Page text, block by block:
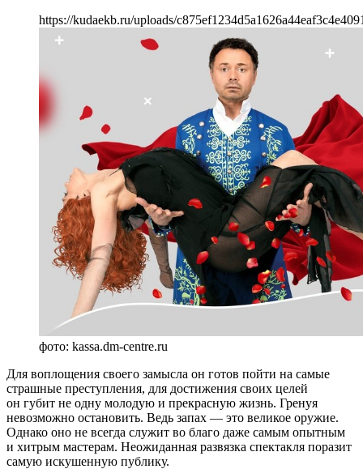
https://kudaekb.ru/uploads/
фото: kassa.dm-centre.ru
Для воплощения своего замысла он готов пойти на самые
страшные преступления, для достижения своих целей
он губит не одну молодую и прекрасную жизнь. Гренуя
невозможно остановить. Ведь запах — это великое оружие.
Однако оно не всегда служит во благо даже самым опытным
и хитрым мастерам. Неожиданная развязка спектакля поразит
самую искушенную публику.